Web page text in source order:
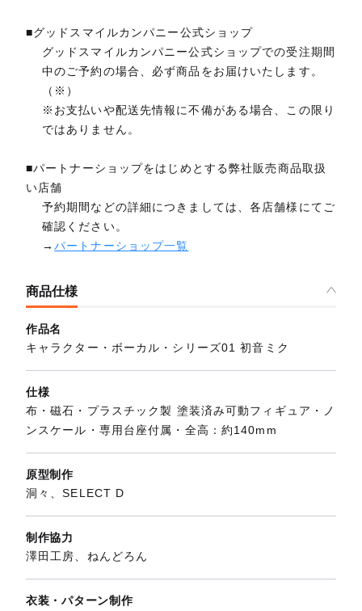
■グッドスマイルカンパニー公式ショップ
グッドスマイルカンパニー公式ショップでの受注期間
中のご予約の場合、必ず商品をお届けいたします。
（※）
※お支払いや配送先情報に不備がある場合、この限り
ではありません。
■パートナーショップをはじめとする弊社販売商品取扱
い店舗
予約期間などの詳細につきましては、各店舗様にてご
確認ください。
→パートナーショップ一覧
商品仕様
作品名
キャラクター・ボーカル・シリーズ01 初音ミク
仕様
布・磁石・プラスチック製 塗装済み可動フィギュア・ノ
ンスケール・専用台座付属・全高：約140mm
原型制作
洞々、SELECT D
制作協力
澤田工房、ねんどろん
衣装・パターン制作